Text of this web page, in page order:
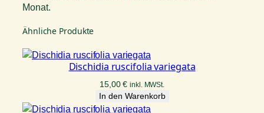
Monat.
Ähnliche Produkte
Dischidia ruscifolia variegata
15,00€ inkl. MWSt.
In den Warenkorb